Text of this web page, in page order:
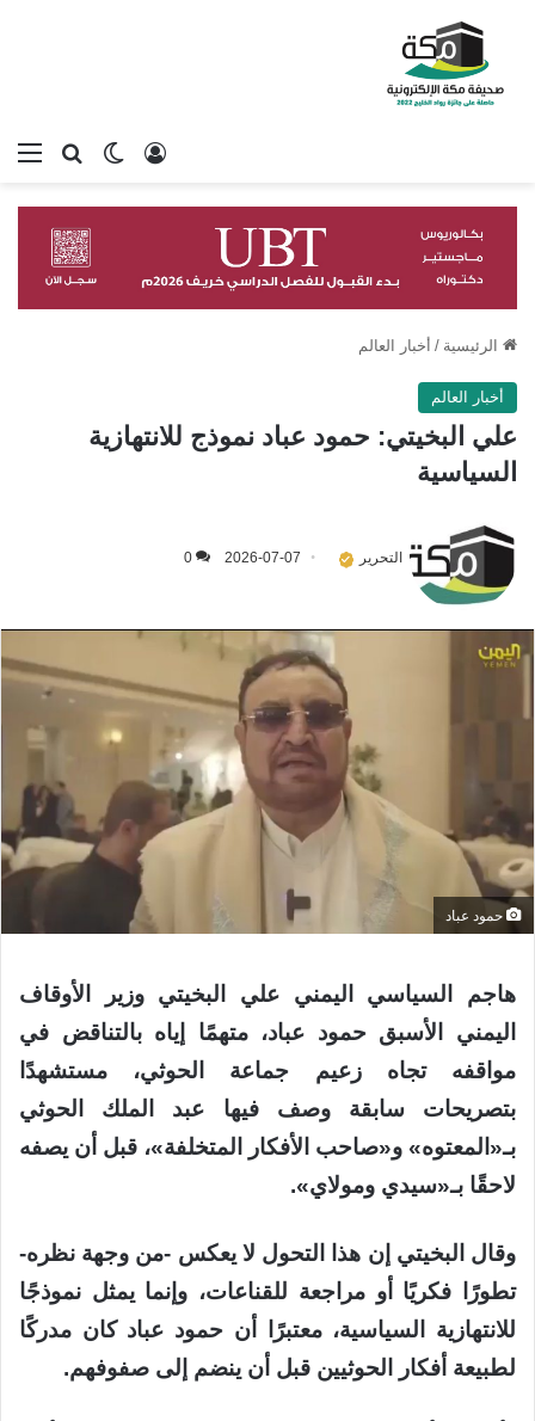
بحثالوضع
تسجيل الدخول
الرئيسية / أخبار العالم
أخبار العالم
علي البخيتي: حمود عباد نموذج للانتهازية
السياسية
التحرير 2026-07-07
0
حمود عباد
هاجم السياسي اليمني علي البخيتي وزير الأوقاف
اليمني الأسبق حمود عباد، متهمًا إياه بالتناقض في
مواقفه تجاه زعيم جماعة الحوثي، مستشهدًا
بتصريحات سابقة وصف فيها عبد الملك الحوثي
بـ«المعتوه» و«صاحب الأفكار المتخلفة»، قبل أن يصفه
لاحقًا بـ«سيدي ومولاي».
وقال البخيتي إن هذا التحول لا يعكس -من وجهة نظره-
تطورًا فكريًا أو مراجعة للقناعات، وإنما يمثل نموذجًا
للانتهازية السياسية، معتبرًا أن حمود عباد كان مدركًا
لطبيعة أفكار الحوثيين قبل أن ينضم إلى صفوفهم.